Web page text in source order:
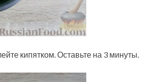
кипятком. Оставьте на 3 минуты.